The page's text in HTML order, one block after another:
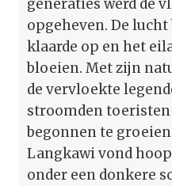
generaties werd de
opgeheven. De
klaarde op en het
bloeien. Met zijn
de vervloekte
stroomden toeristen
begonnen te
Langkawi vond
onder een donkere